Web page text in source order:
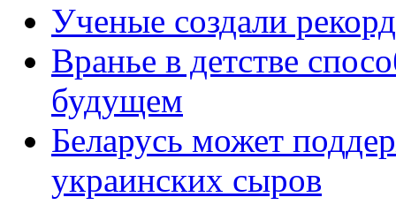
Ученые создали
Вранье в детстве
будущем
Беларусь может
украинских сыров